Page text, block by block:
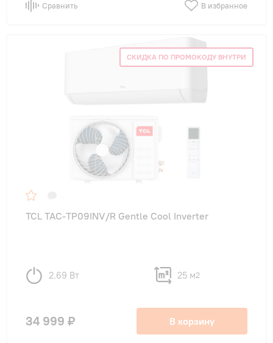
Сравнить В избранное
СКИДКА ПО ПРОМОКОДУ ВНУТРИ
TCL TAC-TP09INV/R Gentle Cool Inverter
2.69 Вт 25 м2
34 999 ₽ В корзину